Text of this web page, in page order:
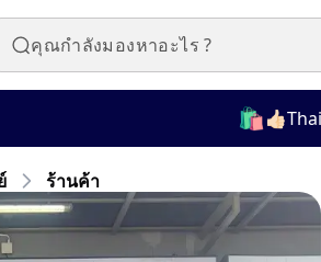
ร้านค้า